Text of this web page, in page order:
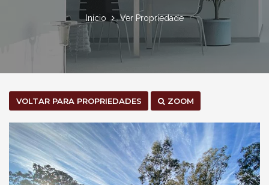
Início Ver Propriedade
VOLTAR PARA PROPRIEDADES ZOOM